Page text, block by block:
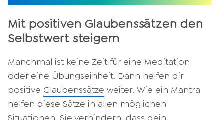
Mit positiven Glaubenssätzen den
Selbstwert steigern
Manchmal ist keine Zeit für eine Meditation
oder eine Übungseinheit. Dann helfen dir
positive Glaubenssätze weiter. Wie ein Mantra
helfen diese Sätze in allen möglichen
Situationen. Sie verhindern, dass dein